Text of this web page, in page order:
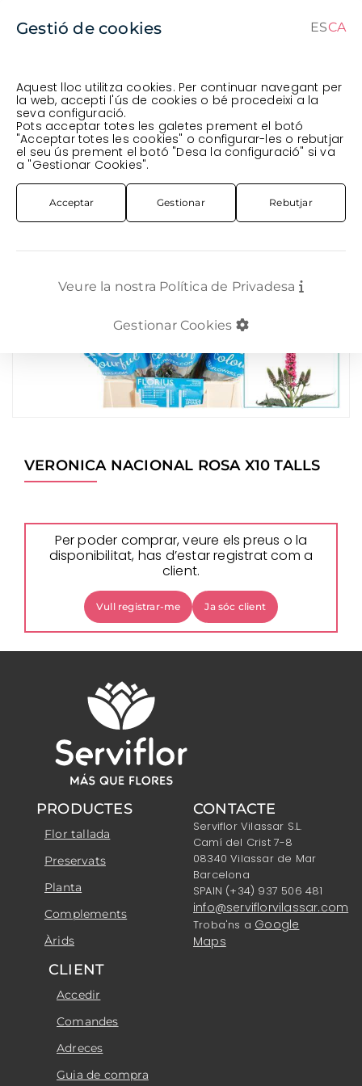
CAES
Comanda en curs (prevista per al) · Transportista
Veure comanda
FLOR TALLADA FLOR VARIADA VERONICA NACIONAL ROSA X10 TALLS
VERONICA NACIONAL ROSA X10 TALLS
Per poder comprar, veure els preus o la
disponibilitat, has d’estar registrat com a
client.
Vull registrar-me Ja sóc client
Gestió de cookies ESCA
Aquest lloc utilitza cookies. Per continuar navegant per
la web, accepti l'ús de cookies o bé procedeixi a la
seva configuració.
Pots acceptar totes les galetes prement el botó
"Acceptar totes les cookies" o configurar-les o rebutjar
el seu ús prement el botó "Desa la configuració" si va
a "Gestionar Cookies".
Acceptar Gestionar Rebutjar
Veure la nostra Política de Privadesa
Gestionar Cookies
PRODUCTES
Flor tallada
Preservats
Planta
Complements
Àrids
CONTACTE
Serviflor Vilassar S.L.
Camí del Crist 7-8
08340 Vilassar de Mar
Barcelona
SPAIN (+34) 937 506 481
info@serviflorvilassar.com
Troba'ns a Google
Maps
CLIENT
Accedir
Comandes
Adreces
Guia de compra